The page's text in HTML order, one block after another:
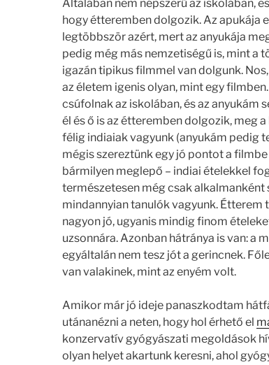
Általában nem népszerű az iskolában,
hogy étteremben dolgozik. Az apukája
legtöbbször azért, mert az anyukája
pedig még más nemzetiségű is, mint a
igazán tipikus filmmel van dolgunk.
az életem igenis olyan, mint egy
csúfolnak az iskolában, és az anyukám
él és ő is az étteremben dolgozik, meg
félig indiaiak vagyunk (anyukám pedig
mégis szereztünk egy jó pontot a
bármilyen meglepő – indiai ételekkel
természetesen még csak alkalmanként
mindannyian tanulók vagyunk. Étterem
nagyon jó, ugyanis mindig finom
uzsonnára. Azonban hátránya is van: a
egyáltalán nem tesz jót a gerincnek.
van valakinek, mint az enyém volt.
Amikor már jó ideje panaszkodtam
utánanézni a neten, hogy hol érhető el
konzervatív gyógyászati megoldások
olyan helyet akartunk keresni, ahol